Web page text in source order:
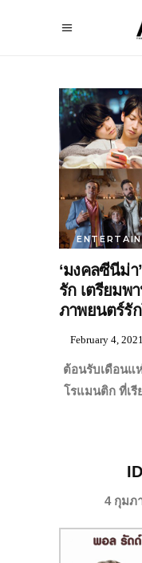
‘มงคลซีนีม่
รัก เตรียมพ
ภาพยนตร์รั
February 4, 2021
ต้อนรับเดือนแ
โรแมนติก ที่เรี
4 กุมภ